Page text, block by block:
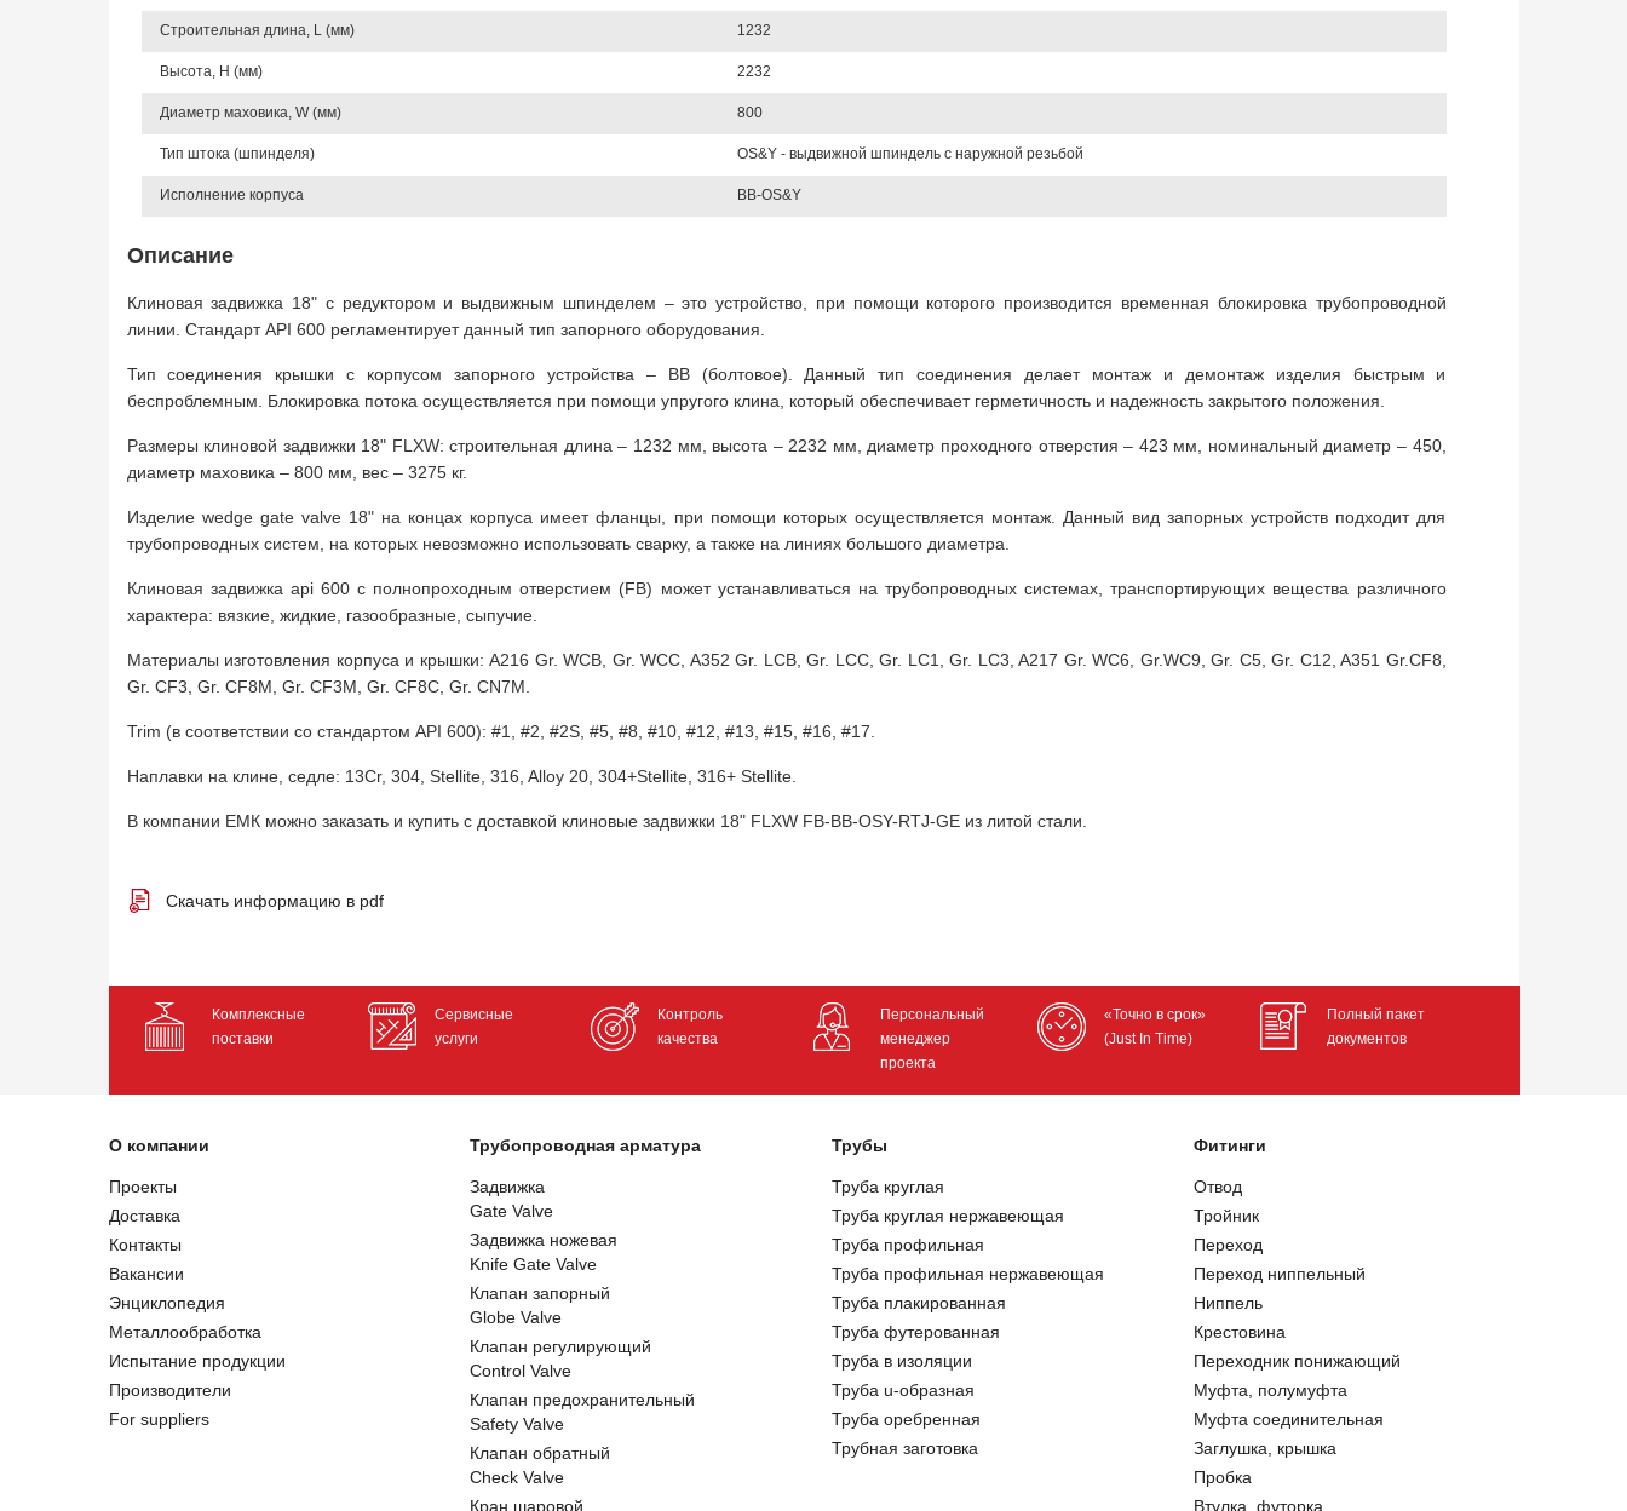
Строительная длина, L (мм) 1232
Высота, Н (мм) 2232
Диаметр маховика, W (мм) 800
Тип штока (шпинделя) OS&Y - выдвижной шпиндель с наружной резьбой
Исполнение корпуса BB-OS&Y
Описание
Клиновая задвижка 18" с редуктором и выдвижным шпинделем – это устройство, при помощи которого производится временная блокировка трубопроводной
линии. Стандарт API 600 регламентирует данный тип запорного оборудования.
Тип соединения крышки с корпусом запорного устройства – BB (болтовое). Данный тип соединения делает монтаж и демонтаж изделия быстрым и
беспроблемным. Блокировка потока осуществляется при помощи упругого клина, который обеспечивает герметичность и надежность закрытого положения.
Размеры клиновой задвижки 18" FLXW: строительная длина – 1232 мм, высота – 2232 мм, диаметр проходного отверстия – 423 мм, номинальный диаметр – 450,
диаметр маховика – 800 мм, вес – 3275 кг.
Изделие wedge gate valve 18" на концах корпуса имеет фланцы, при помощи которых осуществляется монтаж. Данный вид запорных устройств подходит для
трубопроводных систем, на которых невозможно использовать сварку, а также на линиях большого диаметра.
Клиновая задвижка api 600 с полнопроходным отверстием (FB) может устанавливаться на трубопроводных системах, транспортирующих вещества различного
характера: вязкие, жидкие, газообразные, сыпучие.
Материалы изготовления корпуса и крышки: A216 Gr. WCB, Gr. WCC, A352 Gr. LCB, Gr. LCC, Gr. LC1, Gr. LC3, A217 Gr. WC6, Gr.WC9, Gr. C5, Gr. C12, A351 Gr.CF8,
Gr. CF3, Gr. CF8M, Gr. CF3M, Gr. CF8C, Gr. CN7M.
Trim (в соответствии со стандартом API 600): #1, #2, #2S, #5, #8, #10, #12, #13, #15, #16, #17.
Наплавки на клине, седле: 13Cr, 304, Stellite, 316, Alloy 20, 304+Stellite, 316+ Stellite.
В компании ЕМК можно заказать и купить с доставкой клиновые задвижки 18" FLXW FB-BB-OSY-RTJ-GE из литой стали.
Скачать информацию в pdf
Комплексные
поставки
Сервисные
услуги
Контроль
качества
Персональный
менеджер
проекта
«Точно в срок»
(Just In Time)
Полный пакет
документов
О компании
Проекты
Доставка
Контакты
Вакансии
Энциклопедия
Металлообработка
Испытание продукции
Производители
For suppliers
Трубопроводная арматура
Задвижка
Gate Valve
Задвижка ножевая
Knife Gate Valve
Клапан запорный
Globe Valve
Клапан регулирующий
Control Valve
Клапан предохранительный
Safety Valve
Клапан обратный
Check Valve
Кран шаровой
Трубы
Труба круглая
Труба круглая нержавеющая
Труба профильная
Труба профильная нержавеющая
Труба плакированная
Труба футерованная
Труба в изоляции
Труба u-образная
Труба оребренная
Трубная заготовка
Фитинги
Отвод
Тройник
Переход
Переход ниппельный
Ниппель
Крестовина
Переходник понижающий
Муфта, полумуфта
Муфта соединительная
Заглушка, крышка
Пробка
Втулка, футорка